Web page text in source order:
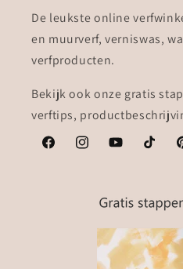
De leukste online
en muurverf, verniswas,
verfproducten.
Bekijk ook onze gratis
verftips,
FacebookInstagramYouTubeTikTok